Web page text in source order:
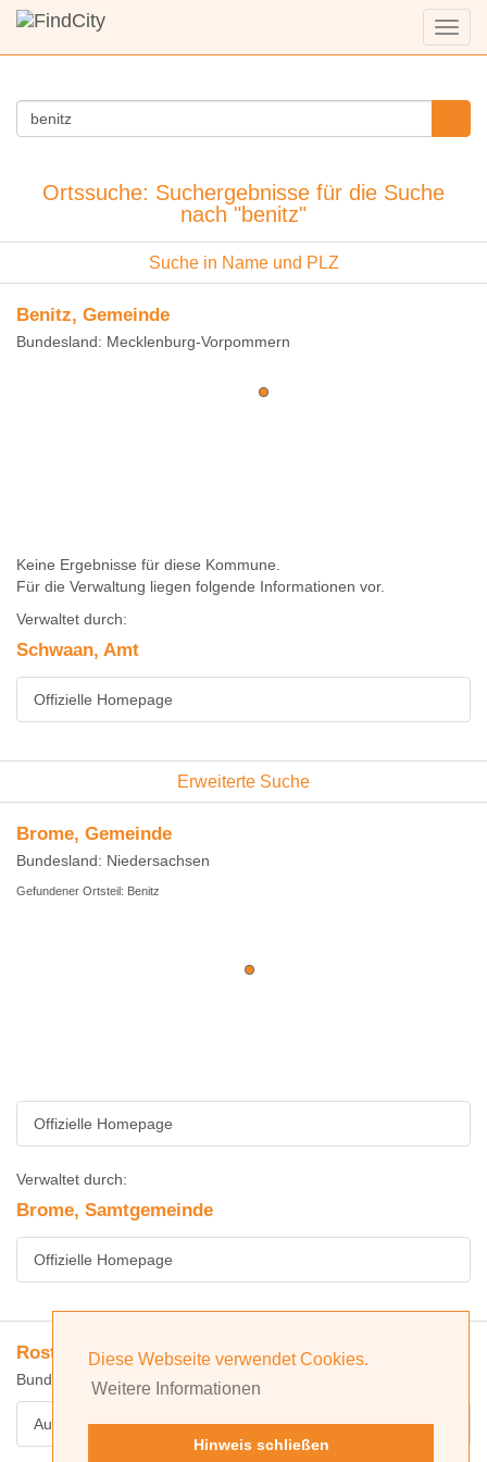
Diese Webseite verwendet Cookies.
Weitere Informationen
Hinweis schließen
Menü
Ortssuche: Suchergebnisse für die Suche
nach "benitz"
Suche in Name und PLZ
Benitz, Gemeinde
Bundesland: Mecklenburg-Vorpommern
Keine Ergebnisse für diese Kommune.
Für die Verwaltung liegen folgende Informationen vor.
Verwaltet durch:
Schwaan, Amt
Offizielle Homepage
Erweiterte Suche
Brome, Gemeinde
Bundesland: Niedersachsen
Gefundener Ortsteil: Benitz
Offizielle Homepage
Verwaltet durch:
Brome, Samtgemeinde
Offizielle Homepage
Rostock, Landkreis
Bundesland: Mecklenburg-Vorpommern
Ausbildungsatlas